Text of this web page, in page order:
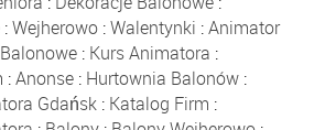
:Wejherowo :Walentynki :Animator
: Kurs Animatora :
:Anonse : Hurtownia Balonów :
Gdańsk : Katalog Firm :